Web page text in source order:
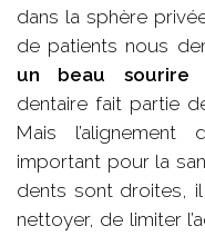
dans la sphère
de patients nous
un beau sourire
dentaire fait partie
Mais
important pour la
dents sont droites,
nettoyer, de limiter